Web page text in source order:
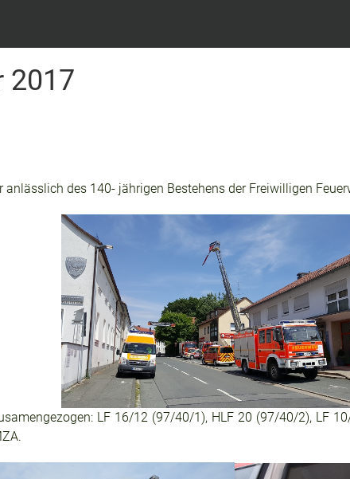
2017
des 140- jährigen Bestehens der Freiwilligen
LF 16/12 (97/40/1), HLF 20 (97/40/2), LF